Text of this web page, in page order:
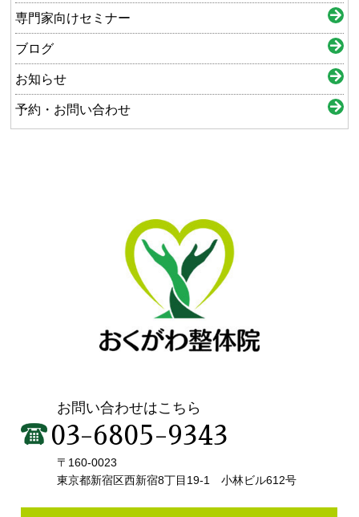
専門家向けセミナー
ブログ
お知らせ
予約・お問い合わせ
お問い合わせはこちら
03-6805-9343
〒160-0023
東京都新宿区西新宿8丁目19-1 小林ビル612号